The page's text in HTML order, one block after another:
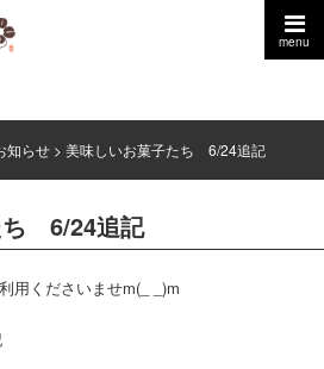
menu
知らせ > 美味しいお菓子たち 6/24追記
ち 6/24追記
用くださいませm(_ _)m